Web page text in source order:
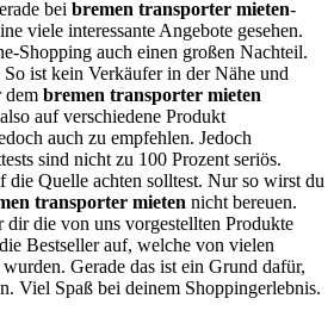
bei bremen transporter mieten-
viele interessante Angebote gesehen.
Shopping auch einen großen Nachteil.
ist kein Verkäufer in der Nähe und
dem bremen transporter mieten
auf verschiedene Produkt
auch zu empfehlen. Jedoch
sind nicht zu 100 Prozent seriös.
die Quelle achten solltest. Nur so wirst du
transporter mieten nicht bereuen.
die von uns vorgestellten Produkte
Bestseller auf, welche von vielen
Gerade das ist ein Grund dafür,
Viel Spaß bei deinem Shoppingerlebnis.